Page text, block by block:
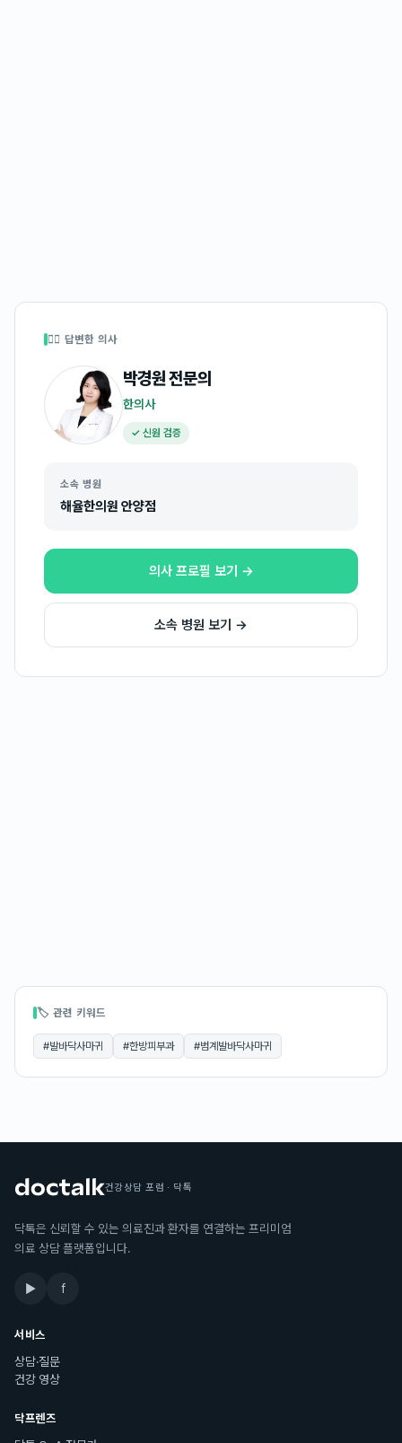
👩‍⚕️ 답변한 의사
박경원전문의
한의사
✓ 신원 검증
소속 병원
해율한의원 안양점
의사 프로필 보기 →
소속 병원 보기 →
🏷 관련 키워드
#발바닥사마귀 #한방피부과 #범계발바닥사마귀
건강상담 포럼 · 닥톡
닥톡은 신뢰할 수 있는 의료진과 환자를 연결하는 프리미엄
의료 상담 플랫폼입니다.
▶ f
서비스
상담·질문
건강 영상
닥프렌즈